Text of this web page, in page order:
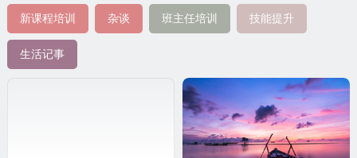
新课程培训 杂谈 班主任培训 技能提升
生活记事